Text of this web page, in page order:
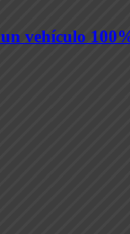
vehículo